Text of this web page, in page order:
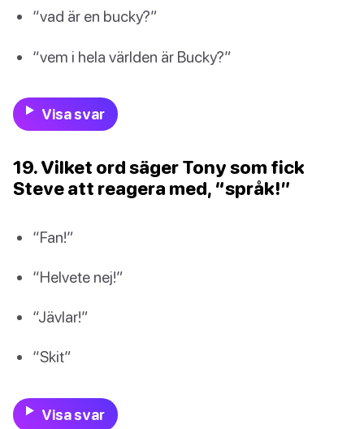
“vad är en bucky?”
“vem i hela världen är Bucky?”
Visa svar
19. Vilket ord säger Tony som fick
Steve att reagera med, “språk!”
“Fan!”
“Helvete nej!”
“Jävlar!”
“Skit”
Visa svar